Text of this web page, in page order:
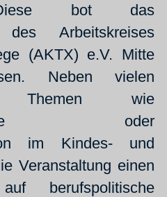
Diese bot das
des Arbeitskreises
(AKTX) e.V. Mitte
Neben vielen
Themen wie
oder
im Kindes- und
Veranstaltung einen
berufspolitische